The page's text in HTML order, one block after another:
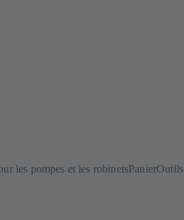
les pompes et les robinetsPanierOutils